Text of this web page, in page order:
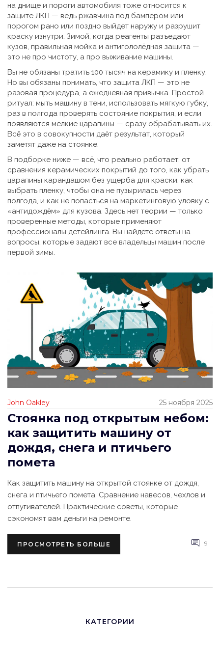
на днище и пороги автомобиля тоже относится к
защите ЛКП — ведь ржавчина под бампером или
порогом рано или поздно выйдет наружу и разрушит
краску изнутри. Зимой, когда реагенты разъедают
кузов, правильная мойка и антигололёдная защита —
это не про чистоту, а про выживание машины.
Вы не обязаны тратить 100 тысяч на керамику и пленку.
Но вы обязаны понимать, что защита ЛКП — это не
разовая процедура, а ежедневная привычка. Простой
ритуал: мыть машину в тени, использовать мягкую губку,
раз в полгода проверять состояние покрытия, и если
появляются мелкие царапины — сразу обрабатывать их.
Всё это в совокупности даёт результат, который
заметят даже на стоянке.
В подборке ниже — всё, что реально работает: от
сравнения керамических покрытий до того, как убрать
царапины карандашом без ущерба для краски, как
выбрать пленку, чтобы она не пузырилась через
полгода, и как не попасться на маркетинговую уловку с
«антидождём» для кузова. Здесь нет теории — только
проверенные методы, которые применяют
профессионалы детейлинга. Вы найдёте ответы на
вопросы, которые задают все владельцы машин после
первой зимы.
John Oakley 25 ноября 2025
Стоянка под открытым небом:
как защитить машину от
дождя, снега и птичьего
помета
Как защитить машину на открытой стоянке от дождя,
снега и птичьего помета. Сравнение навесов, чехлов и
отпугивателей. Практические советы, которые
сэкономят вам деньги на ремонте.
ПРОСМОТРЕТЬ БОЛЬШЕ 9
КАТЕГОРИИ